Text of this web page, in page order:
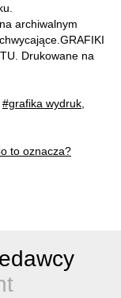
archiwalnym
Drukowane na
#grafika wydruk,
to oznacza?